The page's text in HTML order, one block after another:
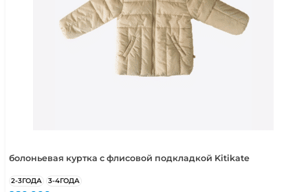
болоньевая куртка с флисовой подкладкой Kitikate
2-3ГОДА 3-4ГОДА